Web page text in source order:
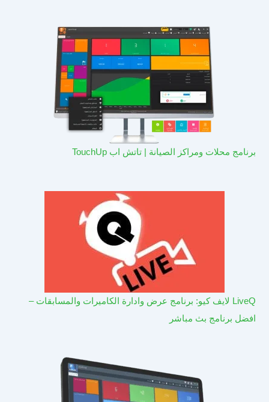
برنامج محلات ومراكز الصيانة | تاتش اب TouchUp
LiveQ لايف كيو: برنامج عرض وادارة الكاميرات والمسابقات –
افضل برنامج بث مباشر